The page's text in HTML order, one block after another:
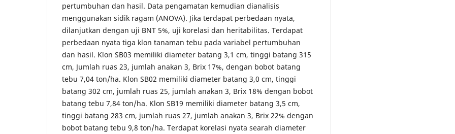
pertumbuhan dan hasil. Data pengamatan kemudian dianalisis
menggunakan sidik ragam (ANOVA). Jika terdapat perbedaan nyata,
dilanjutkan dengan uji BNT 5%, uji korelasi dan heritabilitas. Terdapat
perbedaan nyata tiga klon tanaman tebu pada variabel pertumbuhan
dan hasil. Klon SB03 memiliki diameter batang 3,1 cm, tinggi batang 315
cm, Jumlah ruas 23, jumlah anakan 3, Brix 17%, dengan bobot batang
tebu 7,04 ton/ha. Klon SB02 memiliki diameter batang 3,0 cm, tinggi
batang 302 cm, jumlah ruas 25, jumlah anakan 3, Brix 18% dengan bobot
batang tebu 7,84 ton/ha. Klon SB19 memiliki diameter batang 3,5 cm,
tinggi batang 283 cm, jumlah ruas 27, jumlah anakan 3, Brix 22% dengan
bobot batang tebu 9,8 ton/ha. Terdapat korelasi nyata searah diameter